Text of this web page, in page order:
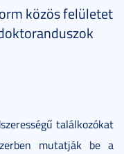
közös felületet
találkozókat
mutatják be a